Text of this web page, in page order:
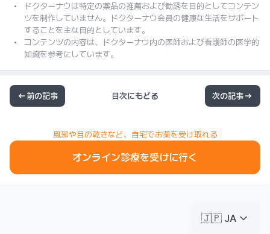
ドクターナウは特定の薬品の推薦および勧誘を目的としてコンテン
ツを制作していません。ドクターナウ会員の健康な生活をサポート
することを主な目的としています。
コンテンツの内容は、ドクターナウ内の医師および看護師の医学的
知識を参考にしています。
前の記事 目次にもどる 次の記事
風邪や目の乾きなど、自宅でお薬を受け取れる
オンライン診療を受けに行く
🇯🇵 JA keyboard_arrow_down